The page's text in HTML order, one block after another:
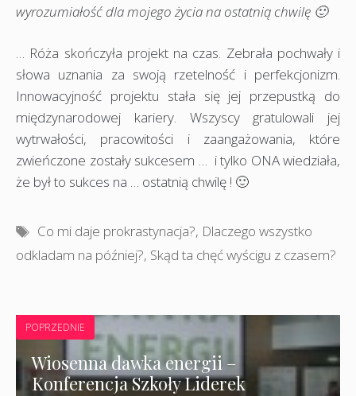
wyrozumiałość dla mojego życia na ostatnią chwilę 🙂
… Róża skończyła projekt na czas. Zebrała pochwały i
słowa uznania za swoją rzetelność i perfekcjonizm.
Innowacyjność projektu stała się jej przepustką do
międzynarodowej kariery. Wszyscy gratulowali jej
wytrwałości, pracowitości i zaangażowania, które
zwieńczone zostały sukcesem … i tylko ONA wiedziała,
że był to sukces na … ostatnią chwilę ! 🙂
Tagi
Co mi daje prokrastynacja?, Dlaczego wszystko
odkladam na później?, Skąd ta chęć wyścigu z czasem?
POPRZEDNIE
Wiosenna dawka energii –
Konferencja Szkoły Liderek